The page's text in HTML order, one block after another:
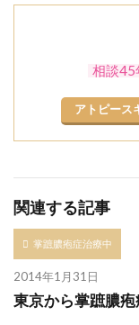
相談45
アトピース
関連する記事
掌蹠膿疱症治療中
2014年1月31日
東京から掌蹠膿